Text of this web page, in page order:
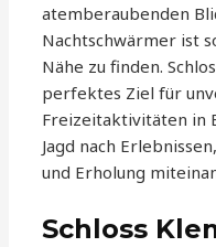
atemberaubenden
Nachtschwärmer ist
Nähe zu finden.
perfektes Ziel für
Freizeitaktivitäten in
Jagd nach
und Erholung
Schloss